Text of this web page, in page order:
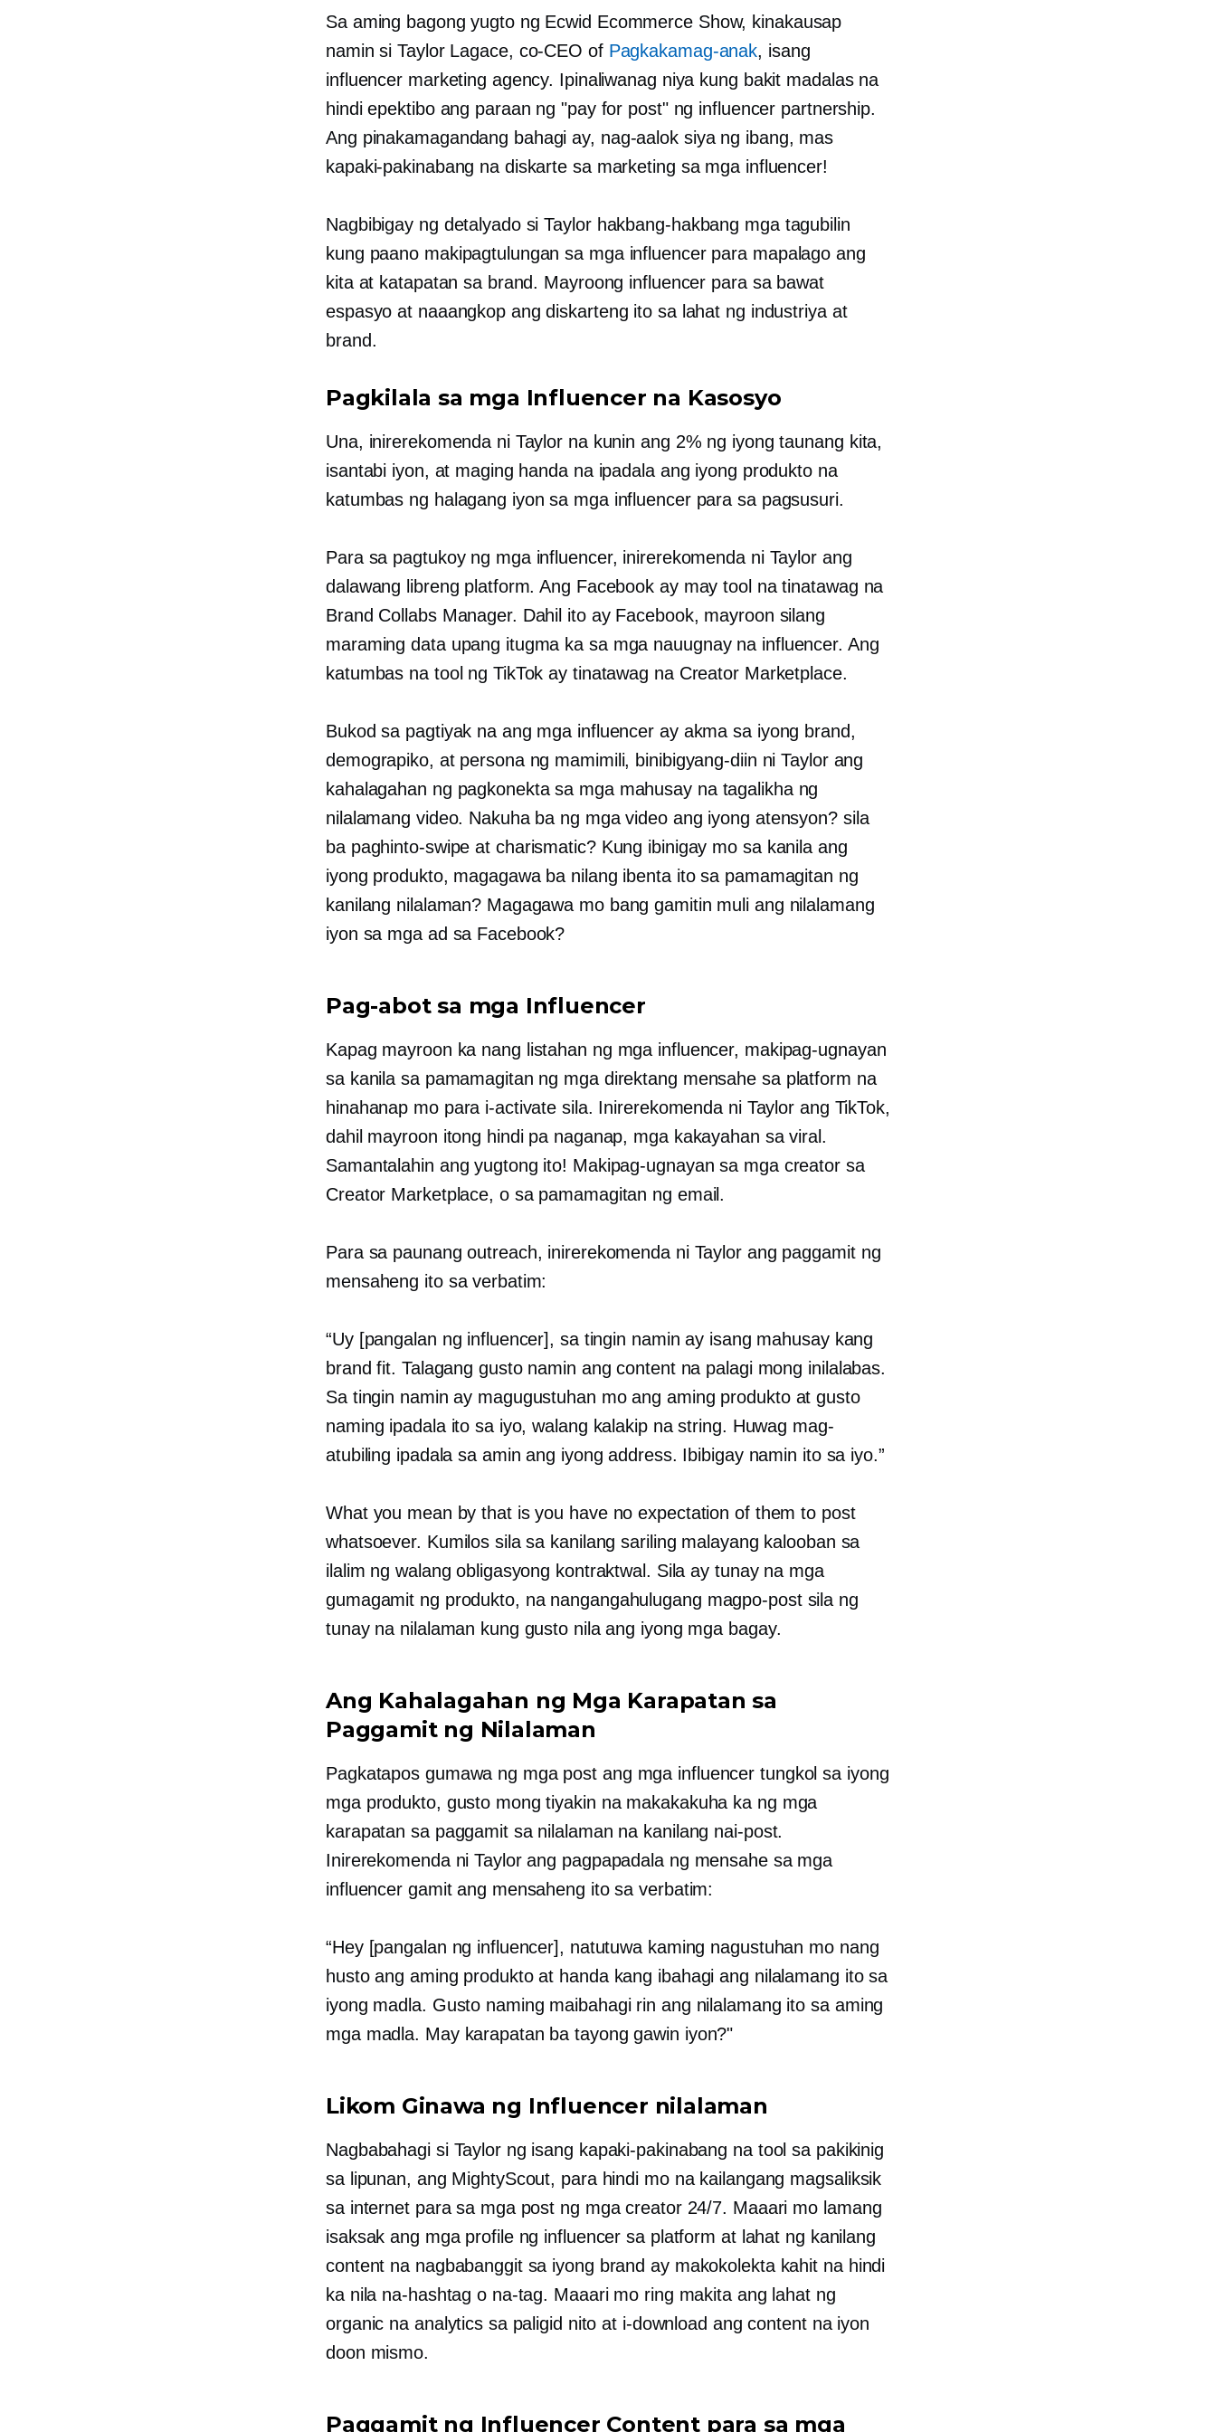
Sa aming bagong yugto ng Ecwid Ecommerce Show, kinakausap
namin si Taylor Lagace, co-CEO of Pagkakamag-anak, isang
influencer marketing agency. Ipinaliwanag niya kung bakit madalas na
hindi epektibo ang paraan ng "pay for post" ng influencer partnership.
Ang pinakamagandang bahagi ay, nag-aalok siya ng ibang, mas
kapaki-pakinabang na diskarte sa marketing sa mga influencer!
Nagbibigay ng detalyado si Taylor hakbang-hakbang mga tagubilin
kung paano makipagtulungan sa mga influencer para mapalago ang
kita at katapatan sa brand. Mayroong influencer para sa bawat
espasyo at naaangkop ang diskarteng ito sa lahat ng industriya at
brand.
Pagkilala sa mga Influencer na Kasosyo
Una, inirerekomenda ni Taylor na kunin ang 2% ng iyong taunang kita,
isantabi iyon, at maging handa na ipadala ang iyong produkto na
katumbas ng halagang iyon sa mga influencer para sa pagsusuri.
Para sa pagtukoy ng mga influencer, inirerekomenda ni Taylor ang
dalawang libreng platform. Ang Facebook ay may tool na tinatawag na
Brand Collabs Manager. Dahil ito ay Facebook, mayroon silang
maraming data upang itugma ka sa mga nauugnay na influencer. Ang
katumbas na tool ng TikTok ay tinatawag na Creator Marketplace.
Bukod sa pagtiyak na ang mga influencer ay akma sa iyong brand,
demograpiko, at persona ng mamimili, binibigyang-diin ni Taylor ang
kahalagahan ng pagkonekta sa mga mahusay na tagalikha ng
nilalamang video. Nakuha ba ng mga video ang iyong atensyon? sila
ba paghinto-swipe at charismatic? Kung ibinigay mo sa kanila ang
iyong produkto, magagawa ba nilang ibenta ito sa pamamagitan ng
kanilang nilalaman? Magagawa mo bang gamitin muli ang nilalamang
iyon sa mga ad sa Facebook?
Pag-abot sa mga Influencer
Kapag mayroon ka nang listahan ng mga influencer, makipag-ugnayan
sa kanila sa pamamagitan ng mga direktang mensahe sa platform na
hinahanap mo para i-activate sila. Inirerekomenda ni Taylor ang TikTok,
dahil mayroon itong hindi pa naganap, mga kakayahan sa viral.
Samantalahin ang yugtong ito! Makipag-ugnayan sa mga creator sa
Creator Marketplace, o sa pamamagitan ng email.
Para sa paunang outreach, inirerekomenda ni Taylor ang paggamit ng
mensaheng ito sa verbatim:
“Uy [pangalan ng influencer], sa tingin namin ay isang mahusay kang
brand fit. Talagang gusto namin ang content na palagi mong inilalabas.
Sa tingin namin ay magugustuhan mo ang aming produkto at gusto
naming ipadala ito sa iyo, walang kalakip na string. Huwag mag-
atubiling ipadala sa amin ang iyong address. Ibibigay namin ito sa iyo.”
What you mean by that is you have no expectation of them to post
whatsoever. Kumilos sila sa kanilang sariling malayang kalooban sa
ilalim ng walang obligasyong kontraktwal. Sila ay tunay na mga
gumagamit ng produkto, na nangangahulugang magpo-post sila ng
tunay na nilalaman kung gusto nila ang iyong mga bagay.
Ang Kahalagahan ng Mga Karapatan sa
Paggamit ng Nilalaman
Pagkatapos gumawa ng mga post ang mga influencer tungkol sa iyong
mga produkto, gusto mong tiyakin na makakakuha ka ng mga
karapatan sa paggamit sa nilalaman na kanilang nai-post.
Inirerekomenda ni Taylor ang pagpapadala ng mensahe sa mga
influencer gamit ang mensaheng ito sa verbatim:
“Hey [pangalan ng influencer], natutuwa kaming nagustuhan mo nang
husto ang aming produkto at handa kang ibahagi ang nilalamang ito sa
iyong madla. Gusto naming maibahagi rin ang nilalamang ito sa aming
mga madla. May karapatan ba tayong gawin iyon?"
Likom Ginawa ng Influencer nilalaman
Nagbabahagi si Taylor ng isang kapaki-pakinabang na tool sa pakikinig
sa lipunan, ang MightyScout, para hindi mo na kailangang magsaliksik
sa internet para sa mga post ng mga creator 24/7. Maaari mo lamang
isaksak ang mga profile ng influencer sa platform at lahat ng kanilang
content na nagbabanggit sa iyong brand ay makokolekta kahit na hindi
ka nila na-hashtag o na-tag. Maaari mo ring makita ang lahat ng
organic na analytics sa paligid nito at i-download ang content na iyon
doon mismo.
Paggamit ng Influencer Content para sa mga